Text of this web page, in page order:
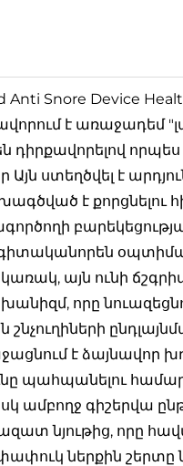
Snore Device
է առաջադեմ
դիրքավորելով
ստեղծվել է
է
գիտականորեն
այն ունի
որը
է ձայնավոր
պահպանելու
ամբողջ գիշերվա
նյութից, որը
ներքին շերտը